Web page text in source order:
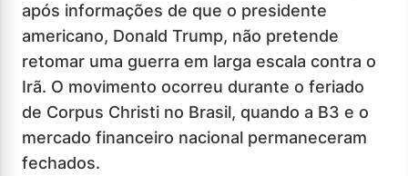
após informações de que o presidente
americano, Donald Trump, não pretende
retomar uma guerra em larga escala contra o
Irã. O movimento ocorreu durante o feriado
de Corpus Christi no Brasil, quando a B3 e o
mercado financeiro nacional permaneceram
fechados.